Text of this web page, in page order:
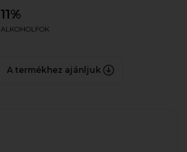
11%
ALKOHOLFOK
A termékhez ajánljuk